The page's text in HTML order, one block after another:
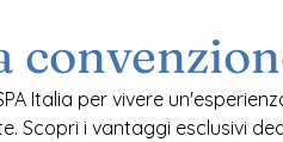
Italia per vivere
Scopri i vantaggi esclusivi